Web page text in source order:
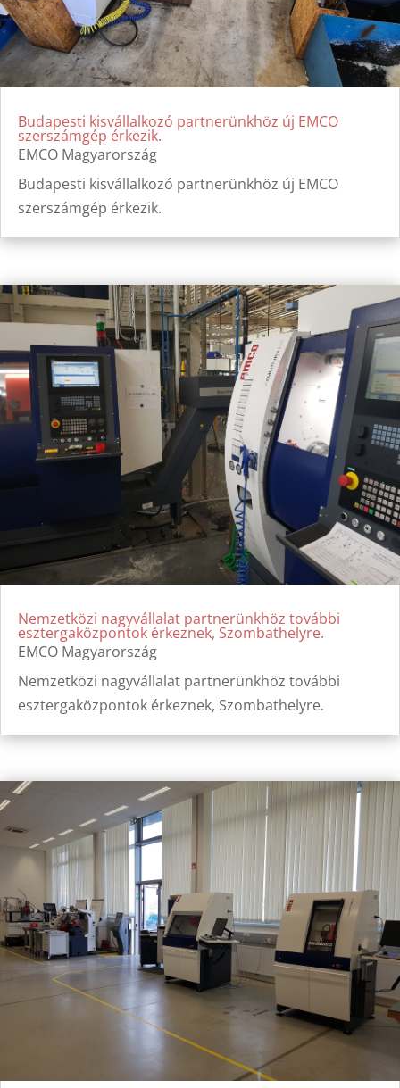
Budapesti kisvállalkozó partnerünkhöz új EMCO
szerszámgép érkezik.
EMCO Magyarország
Budapesti kisvállalkozó partnerünkhöz új EMCO
szerszámgép érkezik.
Nemzetközi nagyvállalat partnerünkhöz további
esztergaközpontok érkeznek, Szombathelyre.
EMCO Magyarország
Nemzetközi nagyvállalat partnerünkhöz további
esztergaközpontok érkeznek, Szombathelyre.